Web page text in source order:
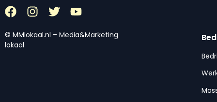
© MMlokaal.nl – Media&Marketing
lokaal